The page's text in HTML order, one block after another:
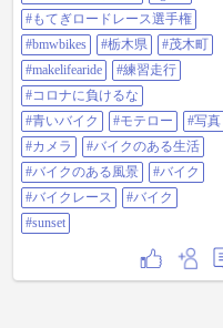
ース選手権 #bmwbikes #栃木県 #茂
木町 #makelifearide #練習走行 #コロ
ナに負けるな #青いバイク #モテロ
ー #写真 #カメラ #バイクのある生
活 #バイクのある風景 #バイク #バ
イクレース #バイク #sunset
#もてぎロードレース選手権
#bmwbikes
#栃木県
#茂木町
#makelifearide
#練習走行
#コロナに負けるな
#青いバイク
#モテロー
#写真
#カメラ
#バイクのある生活
#バイクのある風景
#バイク
#バイクレース
#バイク
#sunset